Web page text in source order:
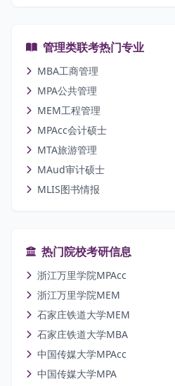
管理类联考热门专业
MBA工商管理
MPA公共管理
MEM工程管理
MPAcc会计硕士
MTA旅游管理
MAud审计硕士
MLIS图书情报
热门院校考研信息
浙江万里学院MPAcc
浙江万里学院MEM
石家庄铁道大学MEM
石家庄铁道大学MBA
中国传媒大学MPAcc
中国传媒大学MPA